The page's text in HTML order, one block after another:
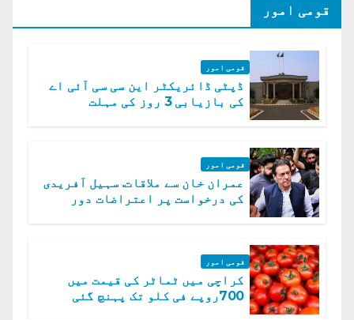
قومی امور
قومی امور
ڈپٹی ڈائریکٹر این سی سی آئی اے
کی بازیابی 3 روز کی مہلت
قومی امور
عمران خان سے ملاقات. سہیل آفریدی
کی درخواست پر اعتراضات دور
قومی امور
کراچی میں ٹماٹر کی قیمت میں
700روپے فی کلو تک پہنچ گئی